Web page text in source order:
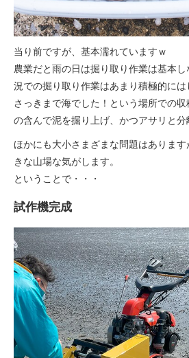
当り前ですが、基本濡れていますｗ
農業だと雨の日は掘り取り作業は基本
況での掘り取り作業はあまり積極的には
さっきまで海でした！という場所での
の含んで泥を掘り上げ、かつアサリと分
ほかにも大小さまざまな問題はありま
きな山場な気がします。
ということで・・・
試作機完成